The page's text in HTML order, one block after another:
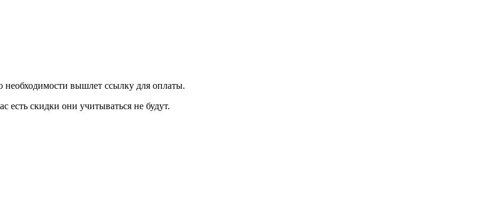
необходимости вышлет ссылку для оплаты.
есть скидки они учитываться не будут.